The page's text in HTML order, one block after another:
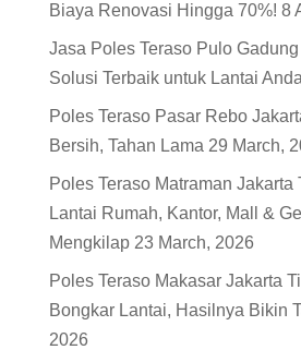
Biaya Renovasi Hingga 70%! 8
Jasa Poles Teraso Pulo
Solusi Terbaik untuk Lantai Anda
Poles Teraso Pasar Rebo
Bersih, Tahan Lama 29 March,
Poles Teraso Matraman Jakarta
Lantai Rumah, Kantor, Mall &
Mengkilap 23 March, 2026
Poles Teraso Makasar Jakarta
Bongkar Lantai, Hasilnya Bikin
2026